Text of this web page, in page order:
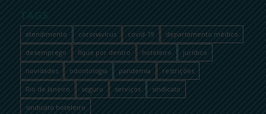
TAGS
atendimento coronavírus covid-19 departamento médico
desemprego fique por dentro hoteleiro jurídico
novidades odontologia pandemia restrições
Rio de Janeiro seguro serviços sindicato
sindicato hoteleiro